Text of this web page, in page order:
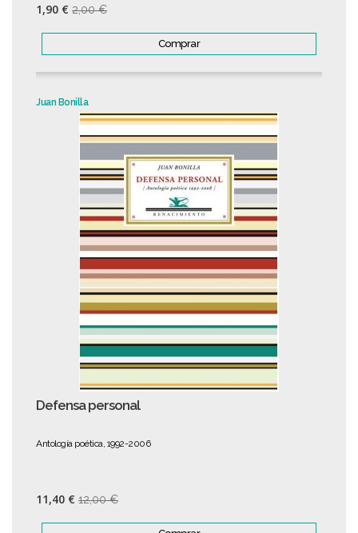
1,90 € 2,00 €
Comprar
Juan Bonilla
Defensa personal
Antología poética, 1992-2006
11,40 € 12,00 €